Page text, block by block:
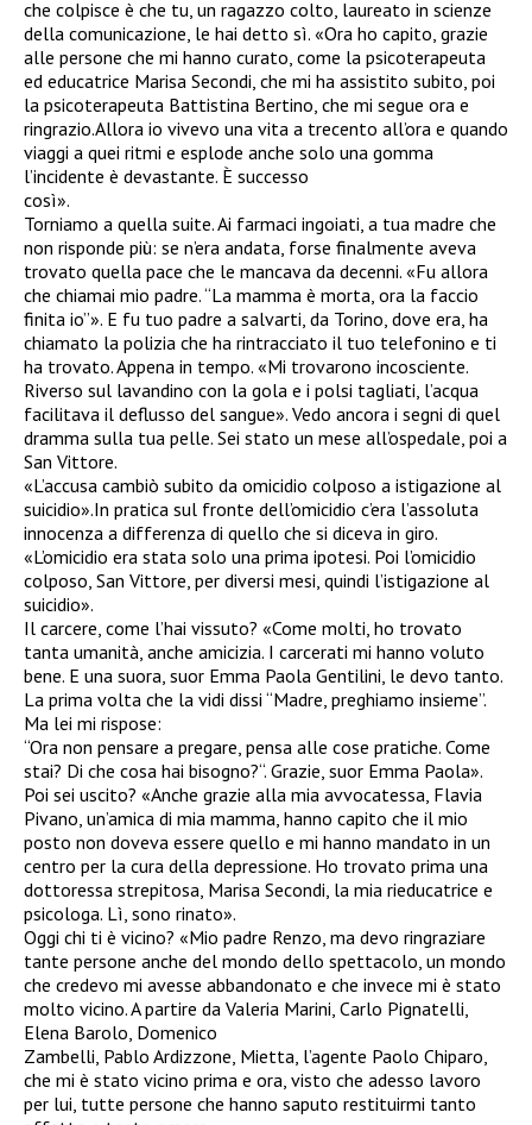
che colpisce è che tu, un ragazzo colto, laureato in scienze
della comunicazione, le hai detto sì. «Ora ho capito, grazie
alle persone che mi hanno curato, come la psicoterapeuta
ed educatrice Marisa Secondi, che mi ha assistito subito, poi
la psicoterapeuta Battistina Bertino, che mi segue ora e
ringrazio.Allora io vivevo una vita a trecento all’ora e quando
viaggi a quei ritmi e esplode anche solo una gomma
l’incidente è devastante. È successo
così».
Torniamo a quella suite. Ai farmaci ingoiati, a tua madre che
non risponde più: se n’era andata, forse finalmente aveva
trovato quella pace che le mancava da decenni. «Fu allora
che chiamai mio padre. “La mamma è morta, ora la faccio
finita io”». E fu tuo padre a salvarti, da Torino, dove era, ha
chiamato la polizia che ha rintracciato il tuo telefonino e ti
ha trovato. Appena in tempo. «Mi trovarono incosciente.
Riverso sul lavandino con la gola e i polsi tagliati, l’acqua
facilitava il deflusso del sangue». Vedo ancora i segni di quel
dramma sulla tua pelle. Sei stato un mese all’ospedale, poi a
San Vittore.
«L’accusa cambiò subito da omicidio colposo a istigazione al
suicidio».In pratica sul fronte dell’omicidio c’era l’assoluta
innocenza a differenza di quello che si diceva in giro.
«L’omicidio era stata solo una prima ipotesi. Poi l’omicidio
colposo, San Vittore, per diversi mesi, quindi l’istigazione al
suicidio».
Il carcere, come l’hai vissuto? «Come molti, ho trovato
tanta umanità, anche amicizia. I carcerati mi hanno voluto
bene. E una suora, suor Emma Paola Gentilini, le devo tanto.
La prima volta che la vidi dissi “Madre, preghiamo insieme”.
Ma lei mi rispose:
“Ora non pensare a pregare, pensa alle cose pratiche. Come
stai? Di che cosa hai bisogno?“. Grazie, suor Emma Paola».
Poi sei uscito? «Anche grazie alla mia avvocatessa, Flavia
Pivano, un’amica di mia mamma, hanno capito che il mio
posto non doveva essere quello e mi hanno mandato in un
centro per la cura della depressione. Ho trovato prima una
dottoressa strepitosa, Marisa Secondi, la mia rieducatrice e
psicologa. Lì, sono rinato».
Oggi chi ti è vicino? «Mio padre Renzo, ma devo ringraziare
tante persone anche del mondo dello spettacolo, un mondo
che credevo mi avesse abbandonato e che invece mi è stato
molto vicino. A partire da Valeria Marini, Carlo Pignatelli,
Elena Barolo, Domenico
Zambelli, Pablo Ardizzone, Mietta, l’agente Paolo Chiparo,
che mi è stato vicino prima e ora, visto che adesso lavoro
per lui, tutte persone che hanno saputo restituirmi tanto